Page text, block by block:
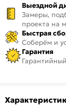
Выездной
Замеры,
проекта на
Быстрая
Соберём и
Гарантия